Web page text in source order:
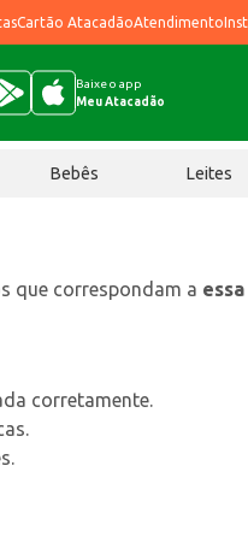
Cartão AtacadãoAtendimento
Baixe o app
Meu Atacadão
Bebês Leites
que correspondam a
corretamente.